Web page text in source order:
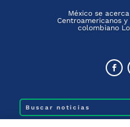
México se
Centroamericanos
colombiano